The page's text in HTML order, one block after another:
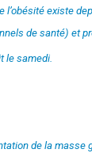
existe
de santé) et
le samedi.
de la masse